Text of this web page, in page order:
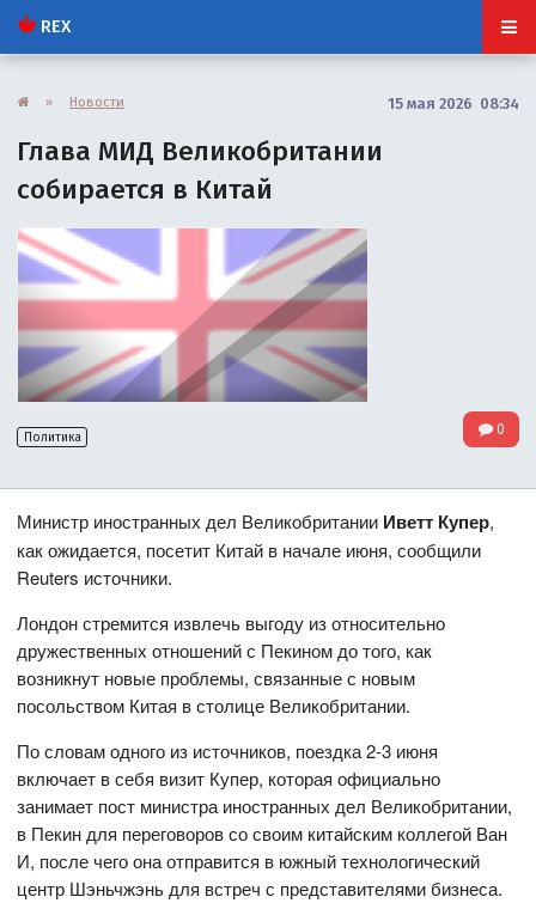
REX
» Новости 15 мая 2026 08:34
Глава МИД Великобритании
собирается в Китай
Политика 0
Министр иностранных дел Великобритании Иветт Купер,
как ожидается, посетит Китай в начале июня, сообщили
Reuters источники.
Лондон стремится извлечь выгоду из относительно
дружественных отношений с Пекином до того, как
возникнут новые проблемы, связанные с новым
посольством Китая в столице Великобритании.
По словам одного из источников, поездка 2-3 июня
включает в себя визит Купер, которая официально
занимает пост министра иностранных дел Великобритании,
в Пекин для переговоров со своим китайским коллегой Ван
И, после чего она отправится в южный технологический
центр Шэньчжэнь для встреч с представителями бизнеса.